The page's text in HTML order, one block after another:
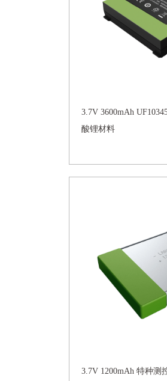
3.7V 3600mAh
酸锂材料
3.7V 1200mAh 特种测